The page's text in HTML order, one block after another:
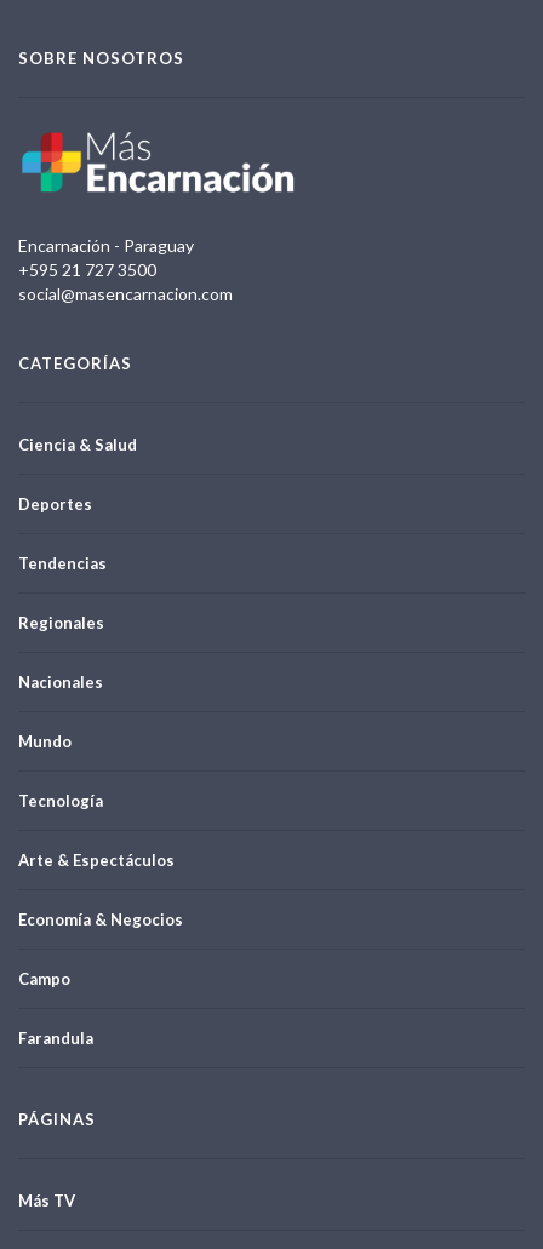
SOBRE NOSOTROS
Encarnación - Paraguay
+595 21 727 3500
social@masencarnacion.com
CATEGORÍAS
Ciencia & Salud
Deportes
Tendencias
Regionales
Nacionales
Mundo
Tecnología
Arte & Espectáculos
Economía & Negocios
Campo
Farandula
PÁGINAS
Más TV